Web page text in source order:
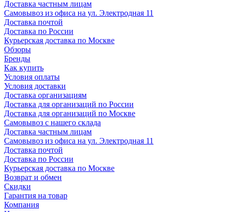
Доставка частным лицам
Самовывоз из офиса на ул. Электродная 11
Доставка почтой
Доставка по России
Курьерская доставка по Москве
Обзоры
Бренды
Как купить
Условия оплаты
Условия доставки
Доставка организациям
Доставка для организаций по России
Доставка для организаций по Москве
Самовывоз с нашего склада
Доставка частным лицам
Самовывоз из офиса на ул. Электродная 11
Доставка почтой
Доставка по России
Курьерская доставка по Москве
Возврат и обмен
Скидки
Гарантия на товар
Компания